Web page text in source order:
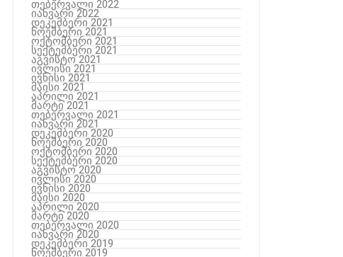
თებერვალი 2022
იანვარი 2022
დეკემბერი 2021
ნოემბერი 2021
ოქტომბერი 2021
სექტემბერი 2021
აგვისტო 2021
ივლისი 2021
ივნისი 2021
მაისი 2021
აპრილი 2021
მარტი 2021
თებერვალი 2021
იანვარი 2021
დეკემბერი 2020
ნოემბერი 2020
ოქტომბერი 2020
სექტემბერი 2020
აგვისტო 2020
ივლისი 2020
ივნისი 2020
მაისი 2020
აპრილი 2020
მარტი 2020
თებერვალი 2020
იანვარი 2020
დეკემბერი 2019
ნოემბერი 2019